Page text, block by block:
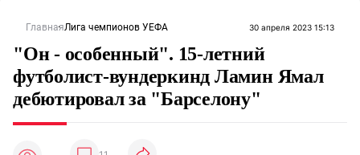
ГлавнаяЛига чемпионов УЕФА 30 апреля 2023 15:13
"Он - особенный". 15-летний
футболист-вундеркинд Ламин Ямал
дебютировал за "Барселону"